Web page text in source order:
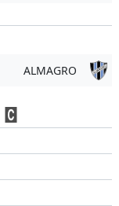
ALMAGRO